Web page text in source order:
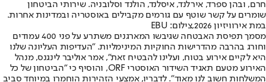
חרם, ובהן ספרד, אירלנד, איסלנד, הולנד וסלובניה. שירותי הביטחון
שומרים על קשר שוטף עם גורמים מקבילים באוסטריה ובמדינות אחרות.
במת אירוויזיון 2026,צילום: EBU
מסמך תפיסת האבטחה שגיבשו המארגנים משתרע על פני 400 עמודים
וחורג בהרבה מהדרישות החוקיות המינימליות. "העדיפות העליונה שלנו
היא לקיים אירוע בטוח, ועלינו להבטיח זאת", אמר אוליבר לינגנס, מנהל
האירוע מטעם תאגיד השידור האוסטרי ORF, והוסיף כי "הביטחון של כל
המשלחות חשוב לנו מאוד". לדבריו, אמצעי הזהירות הוחמרו במיוחד סביב